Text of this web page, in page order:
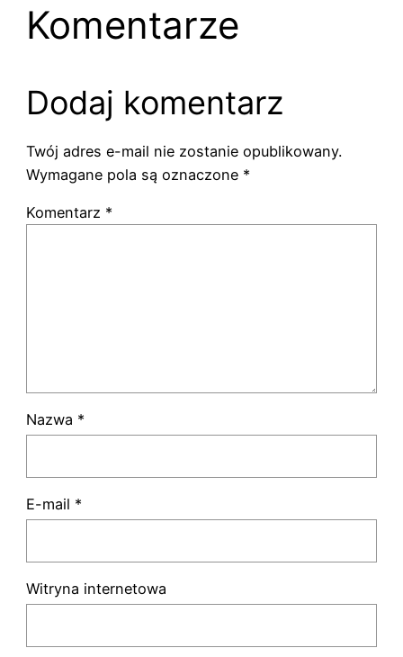
Komentarze
Dodaj komentarz
Twój adres e-mail nie zostanie opublikowany.
Wymagane pola są oznaczone *
Komentarz *
Nazwa *
E-mail *
Witryna internetowa